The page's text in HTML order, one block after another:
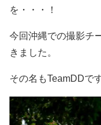
を・・・！
今回沖縄での撮影チ
きました。
その名もTeamDDで